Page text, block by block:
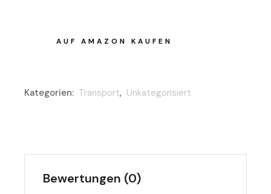
AUF AMAZON KAUFEN
Kategorien: Transport, Unkategorisiert
Bewertungen (0)